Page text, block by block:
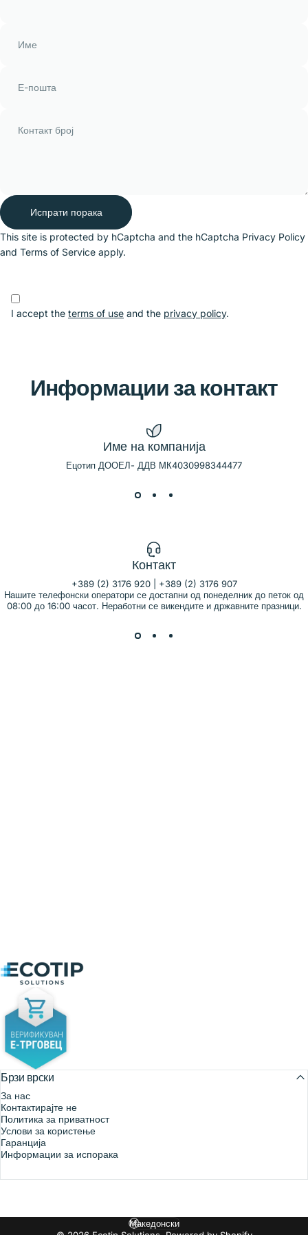
Име
Е-пошта
Контакт број
Порака
Испрати порака
Испрати порака
This site is protected by hCaptcha and the hCaptcha Privacy Policy
and Terms of Service apply.
I accept the terms of use and the privacy policy.
Информации за контакт
Име на компанија
Ецотип ДООЕЛ- ДДВ МК4030998344477
Контакт
+389 (2) 3176 920 | +389 (2) 3176 907
Нашите телефонски оператори се достапни од понеделник до петок од
08:00 до 16:00 часот. Неработни се викендите и државните празници.
Ecotip Solutions
Брзи врски
За нас
Контактирајте не
Политика за приватност
Услови за користење
Гаранција
Информации за испорака
Јазик
Македонски